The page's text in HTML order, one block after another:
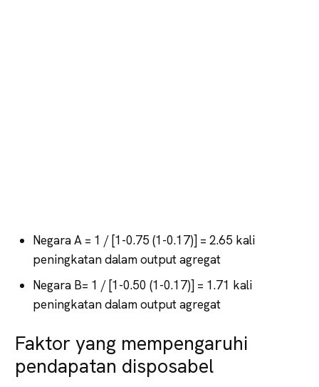
Negara A = 1 / [1-0.75 (1-0.17)] = 2.65 kali
peningkatan dalam output agregat
Negara B= 1 / [1-0.50 (1-0.17)] = 1.71 kali
peningkatan dalam output agregat
Faktor yang mempengaruhi
pendapatan disposabel